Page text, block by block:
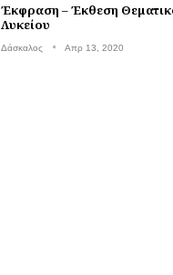
Έκφραση – Έκθεση
Λυκείου
Δάσκαλος Απρ 13, 2020